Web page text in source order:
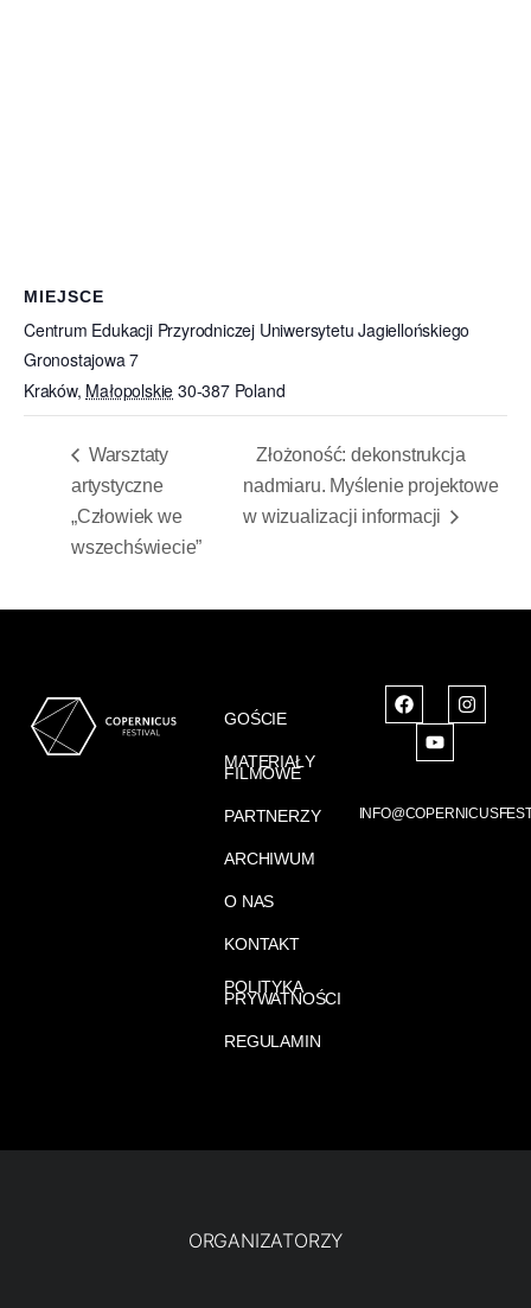
MIEJSCE
Centrum Edukacji Przyrodniczej Uniwersytetu Jagiellońskiego
Gronostajowa 7
Kraków, Małopolskie 30-387 Poland
Warsztaty
artystyczne
„Człowiek we
wszechświecie”
Złożoność: dekonstrukcja
nadmiaru. Myślenie projektowe
w wizualizacji informacji
GOŚCIE
MATERIAŁY
FILMOWE
PARTNERZY
ARCHIWUM
O NAS
KONTAKT
POLITYKA
PRYWATNOŚCI
REGULAMIN
ORGANIZATORZY